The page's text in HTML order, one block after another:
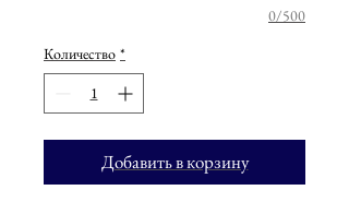
0/500
Количество *
Добавить в корзину